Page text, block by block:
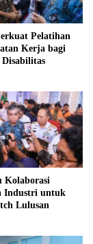
Pelatihan
Kerja bagi
Disabilitas
Kolaborasi
Industri untuk
Lulusan